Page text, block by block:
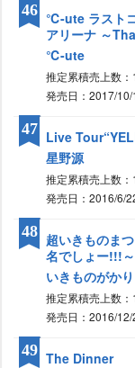
℃-ute ラスト
アリーナ ～
℃-ute
推定累積売上数
発売日：2017/10/
46
Live
星野源
推定累積売上数：
発売日：2016/6/
47
超いきものま
名でしょー!!!～
いきものがかり
推定累積売上数
発売日：2016/12/
48
The Dinner
49